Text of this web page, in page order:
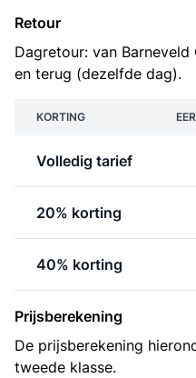
Retour
Dagretour: van
en terug (dezelfde dag).
KORTING
Volledig tarief
20% korting
40% korting
Prijsberekening
De prijsberekening
tweede klasse.